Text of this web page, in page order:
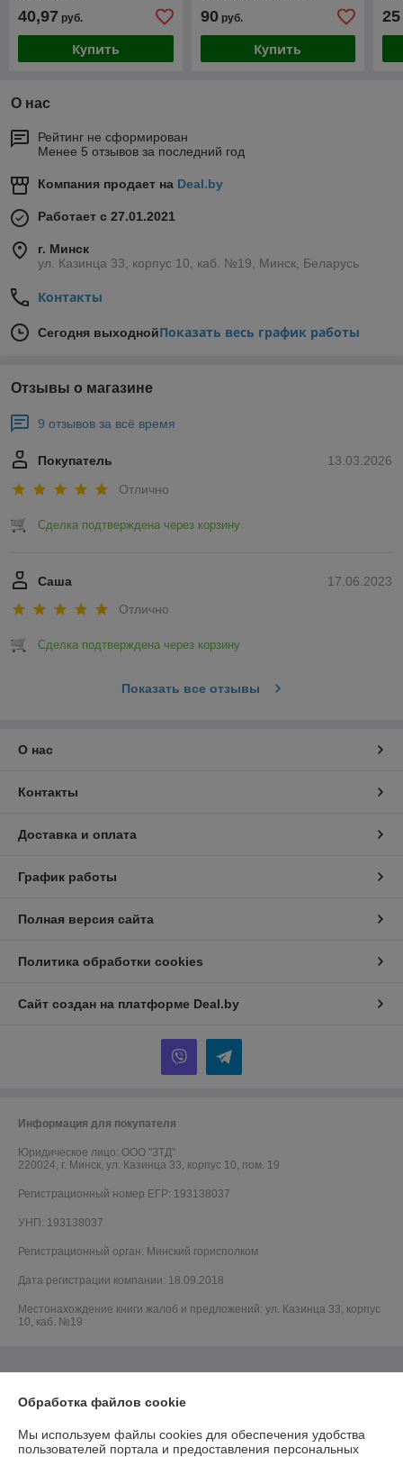
40,97 руб.
Купить
90руб.
Купить
25
О нас
Рейтинг не сформирован
Менее 5 отзывов за последний год
Компания продает на Deal.by
Работает с 27.01.2021
г. Минск
ул. Казинца 33, корпус 10, каб. №19, Минск, Беларусь
Контакты
Сегодня выходнойПоказать весь график работы
Отзывы о магазине
9 отзывов за всё время
13.03.2026
Покупатель
Отлично
Сделка подтверждена через корзину
17.06.2023
Саша
Отлично
Сделка подтверждена через корзину
Показать все отзывы
О нас
Контакты
Доставка и оплата
График работы
Полная версия сайта
Политика обработки cookies
Сайт создан на платформе Deal.by
Информация для покупателя
Юридическое лицо: ООО "ЗТД"
220024, г. Минск, ул. Казинца 33, корпус 10, пом. 19
Регистрационный номер ЕГР: 193138037
УНП: 193138037
Регистрационный орган: Минский горисполком
Дата регистрации компании: 18.09.2018
Местонахождение книги жалоб и предложений: ул. Казинца 33, корпус
10, каб. №19
Обработка файлов cookie
Мы используем файлы cookies для обеспечения удобства
пользователей портала и предоставления персональных